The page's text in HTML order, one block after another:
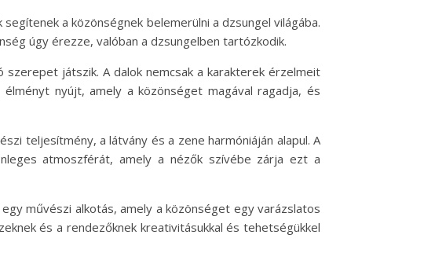
a közönségnek belemerülni a dzsungel világába.
úgy érezze, valóban a dzsungelben tartózkodik.
játszik. A dalok nemcsak a karakterek érzelmeit
nyújt, amely a közönséget magával ragadja, és
teljesítmény, a látvány és a zene harmóniáján alapul. A
atmoszférát, amely a nézők szívébe zárja ezt a
művészi alkotás, amely a közönséget egy varázslatos
és a rendezőknek kreativitásukkal és tehetségükkel